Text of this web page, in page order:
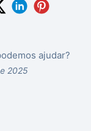
ajudar?
2025